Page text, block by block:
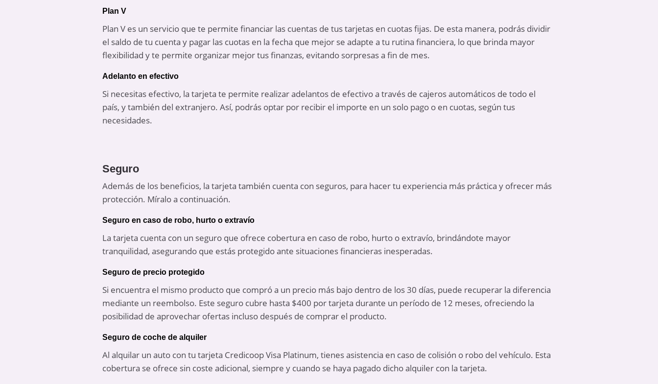
Plan V
Plan V es un servicio que te permite financiar las cuentas de tus tarjetas en cuotas fijas. De esta manera, podrás dividir
el saldo de tu cuenta y pagar las cuotas en la fecha que mejor se adapte a tu rutina financiera, lo que brinda mayor
flexibilidad y te permite organizar mejor tus finanzas, evitando sorpresas a fin de mes.
Adelanto en efectivo
Si necesitas efectivo, la tarjeta te permite realizar adelantos de efectivo a través de cajeros automáticos de todo el
país, y también del extranjero. Así, podrás optar por recibir el importe en un solo pago o en cuotas, según tus
necesidades.
Seguro
Además de los beneficios, la tarjeta también cuenta con seguros, para hacer tu experiencia más práctica y ofrecer más
protección. Míralo a continuación.
Seguro en caso de robo, hurto o extravío
La tarjeta cuenta con un seguro que ofrece cobertura en caso de robo, hurto o extravío, brindándote mayor
tranquilidad, asegurando que estás protegido ante situaciones financieras inesperadas.
Seguro de precio protegido
Si encuentra el mismo producto que compró a un precio más bajo dentro de los 30 días, puede recuperar la diferencia
mediante un reembolso. Este seguro cubre hasta $400 por tarjeta durante un período de 12 meses, ofreciendo la
posibilidad de aprovechar ofertas incluso después de comprar el producto.
Seguro de coche de alquiler
Al alquilar un auto con tu tarjeta Credicoop Visa Platinum, tienes asistencia en caso de colisión o robo del vehículo. Esta
cobertura se ofrece sin coste adicional, siempre y cuando se haya pagado dicho alquiler con la tarjeta.